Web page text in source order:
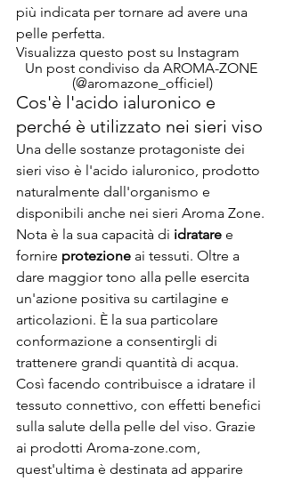
più indicata per tornare ad avere una
pelle perfetta.
Visualizza questo post su Instagram
Un post condiviso da AROMA-ZONE
(@aromazone_officiel)
Cos'è l'acido ialuronico e
perché è utilizzato nei sieri viso
Una delle sostanze protagoniste dei
sieri viso è l'acido ialuronico, prodotto
naturalmente dall'organismo e
disponibili anche nei sieri Aroma Zone.
Nota è la sua capacità di idratare e
fornire protezione ai tessuti. Oltre a
dare maggior tono alla pelle esercita
un'azione positiva su cartilagine e
articolazioni. È la sua particolare
conformazione a consentirgli di
trattenere grandi quantità di acqua.
Così facendo contribuisce a idratare il
tessuto connettivo, con effetti benefici
sulla salute della pelle del viso. Grazie
ai prodotti Aroma-zone.com,
quest'ultima è destinata ad apparire